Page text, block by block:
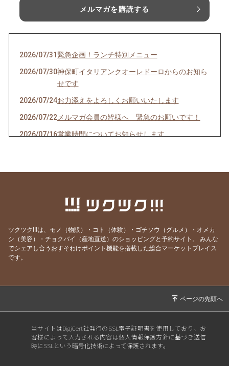
メルマガを購読する
2026/07/31 緊急企画！ランチ特別メニュー
2026/07/30神保町イタリアンクオーレドーロからのお知ら
せです
2026/07/24お力添えをよろしくお願いいたします
2026/07/22メルマガ会員の皆様へ 緊急のお願いです！
2026/07/16営業時間についてお知らせします
急なお知らせですみません！
2026/06/19 モモのパスタの試作を作りました
2026/06/09 先週はほとんどランチ営業ができず・・・申し
骨付き肉とクラフトビールの店 神保町イタリ
アンクオーレドーロです
2026/05/01５月生まれの貴方へ
2026/04/28お知らせです
ツクツク!!!は、モノ（物販）・コト（体験）・ゴチソウ（グルメ）・オメカ
シ（美容）・チョクバイ（産地直送）のショッピングと予約サイト。
みんな
でシェアし合うおすそわけポイント機能を搭載した総合マーケットプレイス
です。
当サイトはDigiCert社発行のSSL電子証明書を使用しており、お
客様によって入力される内容は個人情報保護方針に基づき送信
時にSSLという暗号化技術によって保護されます。